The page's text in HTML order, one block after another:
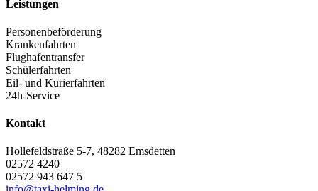
Leistungen
Personenbeförderung
Krankenfahrten
Flughafentransfer
Schülerfahrten
Eil- und Kurierfahrten
24h-Service
Kontakt
Hollefeldstraße 5-7, 48282 Emsdetten
02572 4240
02572 943 647 5